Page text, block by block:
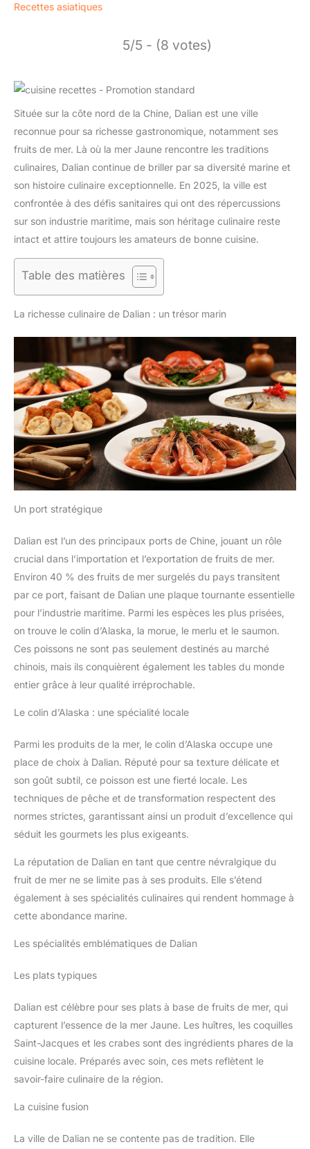
Recettes asiatiques
5/5 - (8 votes)
Située sur la côte nord de la Chine, Dalian est une ville
reconnue pour sa richesse gastronomique, notamment ses
fruits de mer. Là où la mer Jaune rencontre les traditions
culinaires, Dalian continue de briller par sa diversité marine et
son histoire culinaire exceptionnelle. En 2025, la ville est
confrontée à des défis sanitaires qui ont des répercussions
sur son industrie maritime, mais son héritage culinaire reste
intact et attire toujours les amateurs de bonne cuisine.
Table des matières
La richesse culinaire de Dalian : un trésor marin
Un port stratégique
Dalian est l’un des principaux ports de Chine, jouant un rôle
crucial dans l’importation et l’exportation de fruits de mer.
Environ 40 % des fruits de mer surgelés du pays transitent
par ce port, faisant de Dalian une plaque tournante essentielle
pour l’industrie maritime. Parmi les espèces les plus prisées,
on trouve le colin d’Alaska, la morue, le merlu et le saumon.
Ces poissons ne sont pas seulement destinés au marché
chinois, mais ils conquièrent également les tables du monde
entier grâce à leur qualité irréprochable.
Le colin d’Alaska : une spécialité locale
Parmi les produits de la mer, le colin d’Alaska occupe une
place de choix à Dalian. Réputé pour sa texture délicate et
son goût subtil, ce poisson est une fierté locale. Les
techniques de pêche et de transformation respectent des
normes strictes, garantissant ainsi un produit d’excellence qui
séduit les gourmets les plus exigeants.
La réputation de Dalian en tant que centre névralgique du
fruit de mer ne se limite pas à ses produits. Elle s’étend
également à ses spécialités culinaires qui rendent hommage à
cette abondance marine.
Les spécialités emblématiques de Dalian
Les plats typiques
Dalian est célèbre pour ses plats à base de fruits de mer, qui
capturent l’essence de la mer Jaune. Les huîtres, les coquilles
Saint-Jacques et les crabes sont des ingrédients phares de la
cuisine locale. Préparés avec soin, ces mets reflètent le
savoir-faire culinaire de la région.
La cuisine fusion
La ville de Dalian ne se contente pas de tradition. Elle